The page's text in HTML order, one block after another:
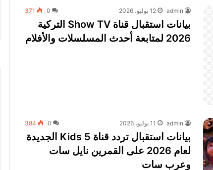
admin 12 يوليو، 2026 0
371
بيانات استقبال قناة Show TV التركية
2026 لمتابعة أحدث المسلسلات والأفلام
admin 11 يوليو، 2026 0
384
بيانات استقبال تردد قناة 5 Kids الجديدة
لعام 2026 على القمرين نايل سات
وعرب سات